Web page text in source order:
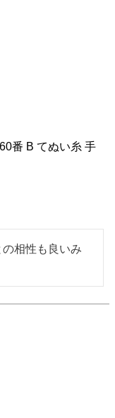
番 B てぬい糸 手
相性も良いみ